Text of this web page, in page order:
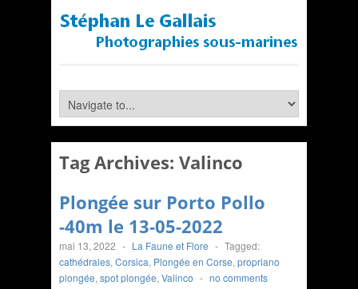
Tag Archives: Valinco
Plongée sur Porto Pollo
-40m le 13-05-2022
mai 13, 2022 - La Faune et Flore - Tagged:
cathédrales, Corsica, Plongée en Corse, propriano
plongée, spot plongée, Valinco - no comments